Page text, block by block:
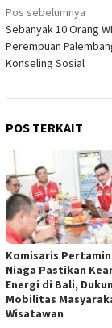
Navigasi
pos
Pos sebelumnya
Sebanyak 10 Orang
Perempuan
Konseling Sosial
POS TERKAIT
Komisaris
Niaga Pastikan
Energi di Bali,
Mobilitas
Wisatawan